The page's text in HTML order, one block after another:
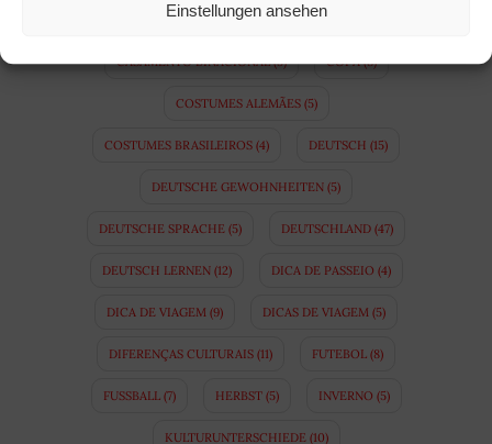
Einstellungen ansehen
BRASIL(35) BRASILIEN(34)
CASAMENTO BINACIONAL(5) COPA(8)
COSTUMES ALEMÃES(5)
COSTUMES BRASILEIROS (4) DEUTSCH (15)
DEUTSCHE GEWOHNHEITEN (5)
DEUTSCHE SPRACHE (5) DEUTSCHLAND (47)
DEUTSCH LERNEN(12) DICA DE PASSEIO (4)
DICA DE VIAGEM (9) DICAS DE VIAGEM (5)
DIFERENÇAS CULTURAIS (11) FUTEBOL (8)
FUSSBALL (7) HERBST(5) INVERNO (5)
KULTURUNTERSCHIEDE(10)